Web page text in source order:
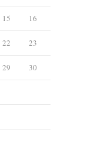
15 16
22 23
29 30